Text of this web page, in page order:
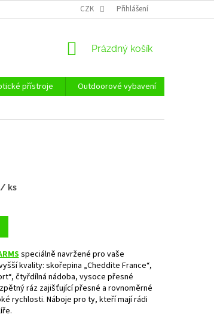
SOUBORŮ COOKIES REKLAMAČNÍ ŘÁD -
CZK Přihlášení
NÁKUPNÍ
Prázdný košík
přístroje Outdoorové vybavení
/ ks
speciálně navržené pro vaše
kvality: skořepina „Cheddite France“,
čtyřdílná nádoba, vysoce přesné
ráz zajišťující přesné a rovnoměrné
rychlosti. Náboje pro ty, kteří mají rádi